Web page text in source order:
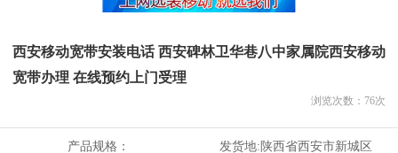
西安移动宽带安装电话 西安碑林卫华巷八中家属院西安移动
宽带办理 在线预约上门受理
浏览次数： 76次
产品规格： 发货地:陕西省西安市新城区